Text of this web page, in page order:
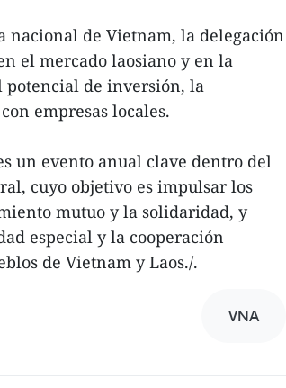
nacional de Vietnam, la delegación
el mercado laosiano y en la
potencial de inversión, la
empresas locales.
un evento anual clave dentro del
cuyo objetivo es impulsar los
mutuo y la solidaridad, y
especial y la cooperación
de Vietnam y Laos./.
VNA